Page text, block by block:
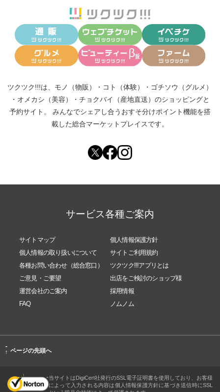
ツクツク!!!は、 モノ（物販） ・ コト（体験） ・ ゴチソウ（グルメ）
・ オメカシ（美容） ・ チョクバイ（産地直送） のショッピングと
予約サイト。
みんなでシェアし合う おすそ分けポイント機能を搭
載した総合マーケットプレイスです。
サービス各種ご案内
サイトマップ
個人情報保護方針
個人情報の取り扱いについて
サイトご利用規約
各種お問い合わせ（総合窓口）
ツクツク!!!アプリとは
ご意見・ご要望
出店をご検討のショップ様
運営会社のご案内
採用情報
FAQ
ノムノム
-
↑ ページの先頭へ
当サイトはDigiCert社発行のSSL電子証明書を使用しており、お客様
によって入力される内容は個人情報保護方針に基づき送信時にSSL